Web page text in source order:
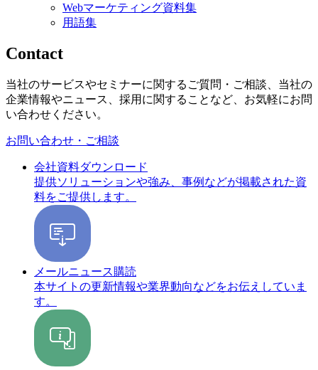
Webマーケティング資料集
用語集
Contact
当社のサービスやセミナーに関するご質問・ご相談、当社の
企業情報やニュース、採用に関することなど、お気軽にお問
い合わせください。
お問い合わせ・ご相談
会社資料ダウンロード
提供ソリューションや強み、事例などが掲載された資
料をご提供します。
メールニュース購読
本サイトの更新情報や業界動向などをお伝えしていま
す。